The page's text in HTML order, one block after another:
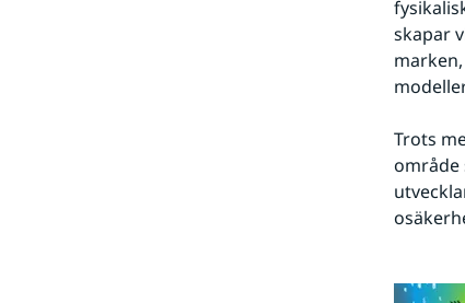
skapar
Trots
område